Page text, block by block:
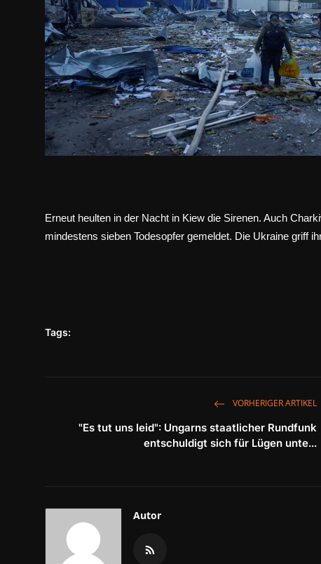
Erneut heulten in der Nacht in Kiew die Sirenen. Auch
mindestens sieben Todesopfer gemeldet. Die Ukraine griff
Tags:
VORHERIGER ARTIKEL
"Es tut uns leid": Ungarns staatlicher Rundfunk
entschuldigt sich für Lügen unte...
Autor